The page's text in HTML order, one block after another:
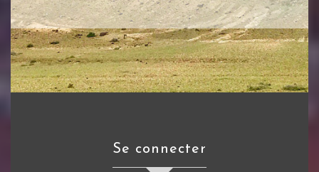
se connecter